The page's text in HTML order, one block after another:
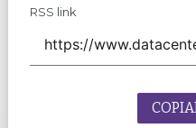
RSS link